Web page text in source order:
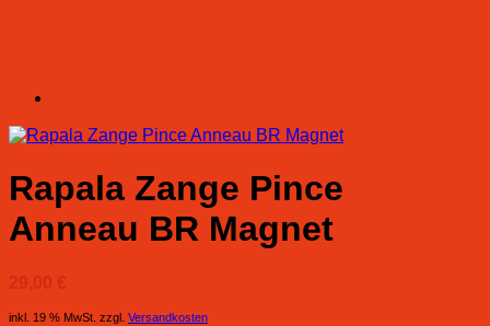
Rapala Zange Pince
Anneau BR Magnet
29,00 €
inkl. 19 % MwSt. zzgl. Versandkosten